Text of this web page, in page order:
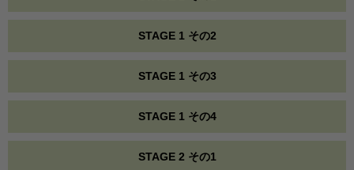
STAGE 1 その2
STAGE 1 その3
STAGE 1 その4
STAGE 2 その1